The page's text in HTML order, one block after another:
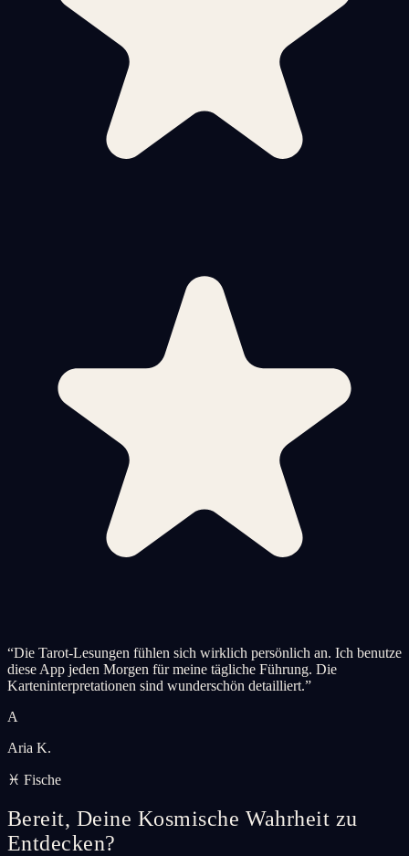
“Die Tarot-Lesungen fühlen sich wirklich persönlich an. Ich benutze
diese App jeden Morgen für meine tägliche Führung. Die
Karteninterpretationen sind wunderschön detailliert.”
A
Aria K.
♓ Fische
Bereit, Deine Kosmische Wahrheit zu
Entdecken?